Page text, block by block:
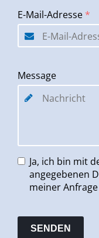
E-Mail-Adresse *
Message
Ja, ich bin mit
angegebenen
meiner